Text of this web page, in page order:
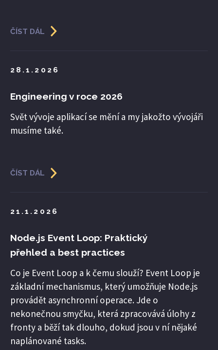
ČÍST DÁL
28.1.2026
Engineering v roce 2026
Svět vývoje aplikací se mění a my jakožto vývojáři
musíme také.
ČÍST DÁL
21.1.2026
Node.js Event Loop: Praktický
přehled a best practices
Co je Event Loop a k čemu slouží? Event Loop je
základní mechanismus, který umožňuje Node.js
provádět asynchronní operace. Jde o
nekonečnou smyčku, která zpracovává úlohy z
fronty a běží tak dlouho, dokud jsou v ní nějaké
naplánované tasks.